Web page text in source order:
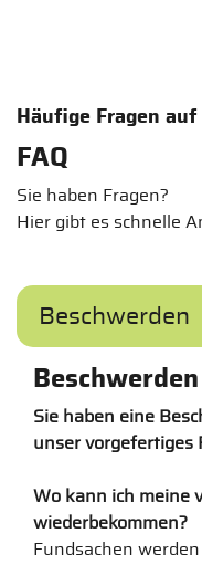
Häufige Fragen
FAQ
Sie haben Fragen?
Hier gibt es schnelle
Beschwerden
Beschwerden
Sie haben eine
unser vorgefertiges
Wo kann ich meine
wiederbekommen?
Fundsachen